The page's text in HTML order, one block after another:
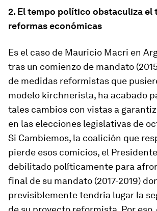
2. Eltempo político obstaculiza el
reformas económicas
Es el caso de Mauricio Macri en
tras un comienzo de mandato
de medidas reformistas que
modelo kirchnerista, ha acabado
tales cambios con vistas a
en las elecciones legislativas de
Si Cambiemos, la coalición que
pierde esos comicios, el
debilitado políticamente para
final de su mandato (2017-2019)
previsiblemente tendría lugar la